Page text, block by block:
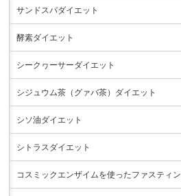
サンドスパダイエット
酵素ダイエット
シークヮーサーダイエット
シジュウム茶（グァバ茶）ダイエット
シソ油ダイエット
シトラスダイエット
コスミックエンザイムを使ったファスティン